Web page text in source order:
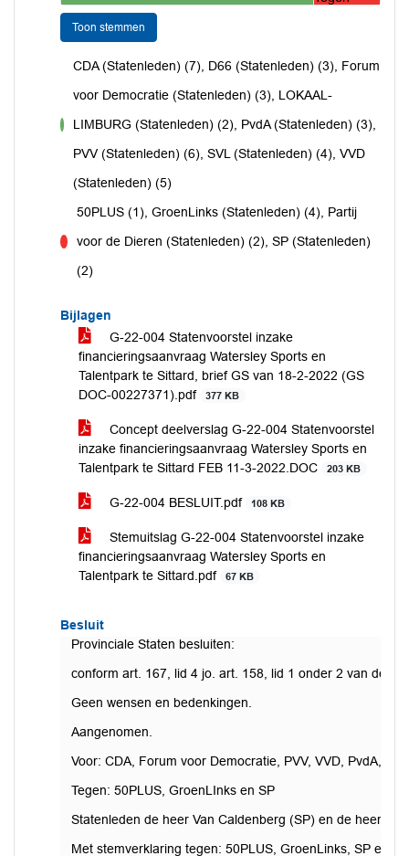
Toon stemmen
CDA (Statenleden) (7), D66 (Statenleden) (3), Forum
voor Democratie (Statenleden) (3), LOKAAL-
LIMBURG (Statenleden) (2), PvdA (Statenleden) (3),
PVV (Statenleden) (6), SVL (Statenleden) (4), VVD
(Statenleden) (5)
50PLUS (1), GroenLinks (Statenleden) (4), Partij
voor de Dieren (Statenleden) (2), SP (Statenleden)
(2)
Bijlagen
G-22-004 Statenvoorstel inzake
financieringsaanvraag Watersley Sports en
Talentpark te Sittard, brief GS van 18-2-2022 (GS
DOC-00227371).pdf
377 KB
Concept deelverslag G-22-004 Statenvoorstel
inzake financieringsaanvraag Watersley Sports en
Talentpark te Sittard FEB 11-3-2022.DOC
203 KB
G-22-004 BESLUIT.pdf 108 KB
Stemuitslag G-22-004 Statenvoorstel inzake
financieringsaanvraag Watersley Sports en
Talentpark te Sittard.pdf
67 KB
Besluit
Provinciale Staten besluiten:
conform art. 167, lid 4 jo. art. 158, lid 1 onder 2 van de
Geen wensen en bedenkingen.
Aangenomen.
Voor: CDA, Forum voor Democratie, PVV, VVD, PvdA,
Tegen: 50PLUS, GroenLInks en SP
Statenleden de heer Van Caldenberg (SP) en de heer
Met stemverklaring tegen: 50PLUS, GroenLinks, SP en